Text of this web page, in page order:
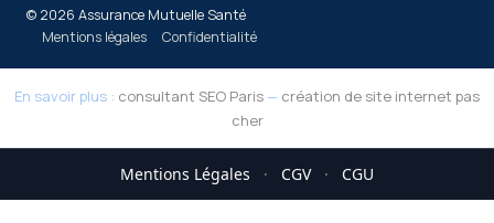
© 2026 Assurance Mutuelle Santé
Mentions légales
Confidentialité
En savoir plus : consultant SEO Paris — création de site internet pas
cher
Mentions Légales · CGV · CGU